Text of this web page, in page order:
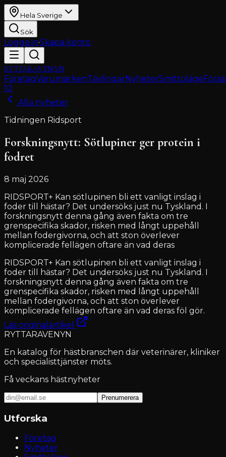
Hela Sverige
Sök
Logga in·Skapa konto
RYTTARAVENYN
FöretagVarumärkenTävlingarNyheterSmittoläge
10
Alla nyheter
Tidningen Ridsport
Forskningsnytt: Sötlupiner ger protein i
fodret
8 maj 2026
RIDSPORT+ Kan sötlupinen bli ett vanligt inslag i
foder till hästar? Det undersöks just nu Tyskland. I
forskningsnytt denna gång även fakta om tre
grenspecifika skador, risken med långt uppehåll
mellan fodergivorna, och att ston överlever
komplicerade fellägen oftare än vad deras
RIDSPORT+ Kan sötlupinen bli ett vanligt inslag i
foder till hästar? Det undersöks just nu Tyskland. I
forskningsnytt denna gång även fakta om tre
grenspecifika skador, risken med långt uppehåll
mellan fodergivorna, och att ston överlever
komplicerade fellägen oftare än vad deras föl gör.
Läs originalartikel
RYTTARAVENYN
En katalog för hästbranschen där veterinärer, kliniker
och specialisttjänster möts.
Få veckans hästnyheter
Prenumerera
Utforska
Företag
Nyheter